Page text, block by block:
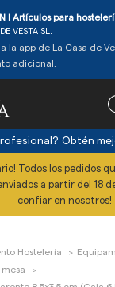
l Artículos para
VESTA SL.
la app de La Casa de
adicional.
Obtén
Todos los pedidos
a partir del 18
confiar en nosotros!
Hostelería